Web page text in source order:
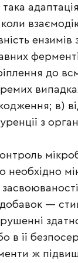
ензимів
до
в)
з
—
в її
ж